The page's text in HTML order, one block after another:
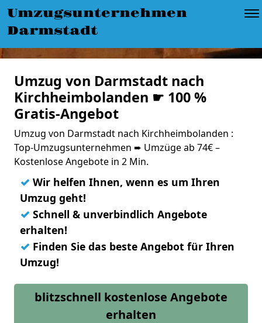
Umzugsunternehmen
Darmstadt
Umzug von Darmstadt nach
Kirchheimbolanden ☛ 100 %
Gratis-Angebot
Umzug von Darmstadt nach Kirchheimbolanden :
Top-Umzugsunternehmen ➨ Umzüge ab 74€ –
Kostenlose Angebote in 2 Min.
✓ Wir helfen Ihnen, wenn es um Ihren
Umzug geht!
✓ Schnell & unverbindlich Angebote
erhalten!
✓ Finden Sie das beste Angebot für Ihren
Umzug!
blitzschnell kostenlose Angebote
erhalten